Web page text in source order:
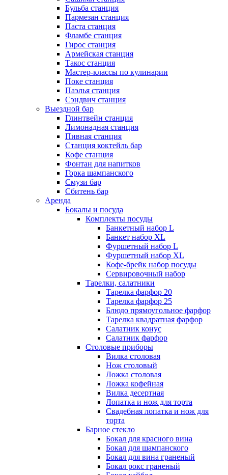
Бульба станция
Пармезан станция
Паста станция
Фламбе станция
Гирос станция
Армейская станция
Такос станция
Мастер-классы по кулинарии
Поке станция
Паэлья станция
Сэндвич станция
Выездной бар
Глинтвейн станция
Лимонадная станция
Пивная станция
Станция коктейль бар
Кофе станция
Фонтан для напитков
Горка шампанского
Смузи бар
Сбитень бар
Аренда
Бокалы и посуда
Комплекты посуды
Банкетный набор L
Банкет набор XL
Фуршетный набор L
Фуршетный набор ХL
Кофе-брейк набор посуды
Сервировочный набор
Тарелки, салатники
Тарелка фарфор 20
Тарелка фарфор 25
Блюдо прямоугольное фарфор
Тарелка квадратная фарфор
Салатник конус
Салатник фарфор
Столовые приборы
Вилка столовая
Нож столовый
Ложка столовая
Ложка кофейная
Вилка десертная
Лопатка и нож для торта
Свадебная лопатка и нож для
торта
Барное стекло
Бокал для красного вина
Бокал для шампанского
Бокал для вина граненый
Бокал рокс граненый